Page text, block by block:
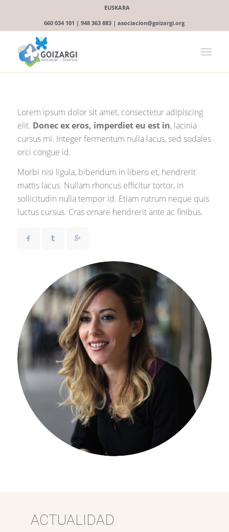
EUSKARA
660 034 101 | 948 363 883 | asociacion@goizargi.org
Lorem ipsum dolor sit amet, consectetur adipiscing
elit. Donec ex eros, imperdiet eu est in, lacinia
cursus mi. Integer fermentum nulla lacus, sed sodales
orci congue id.
Morbi nisi ligula, bibendum in libero et, hendrerit
mattis lacus. Nullam rhoncus efficitur tortor, in
sollicitudin nulla tempor id. Etiam rutrum neque quis
luctus cursus. Cras ornare hendrerit ante ac finibus.
ACTUALIDAD